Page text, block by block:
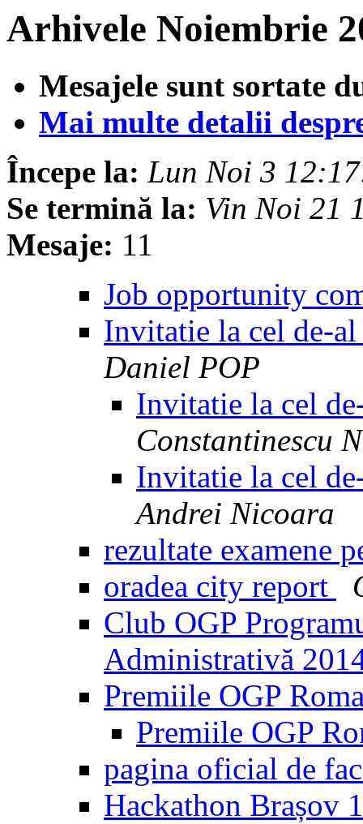
Arhivele Noiembrie
Mesajele sunt sortate
Mai multe detalii
Începe la: Lun Noi 3
Se termină la: Vin Noi 21
Mesaje: 11
Job opportunity
Invitatie la cel de-
Daniel POP
Invitatie la cel
Constantinescu
Invitatie la cel
Andrei Nicoara
rezultate examene
oradea city report
Club OGP
Administrativă
Premiile OGP
Premiile OGP
pagina oficial de
Hackathon Brașov